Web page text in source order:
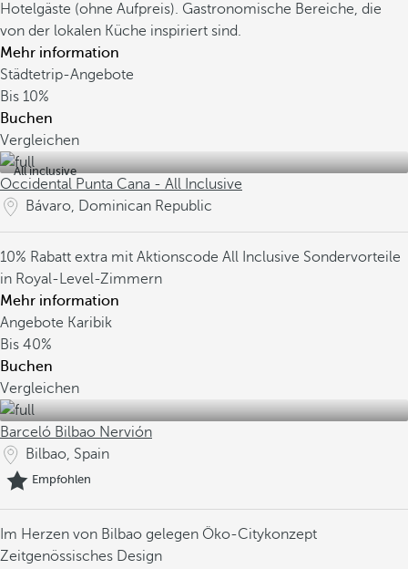
Hotelgäste (ohne Aufpreis). Gastronomische Bereiche, die
von der lokalen Küche inspiriert sind.
Mehr information
Städtetrip-Angebote
Bis 10%
Buchen
Vergleichen
All inclusive
Occidental Punta Cana - All Inclusive
Bávaro, Dominican Republic
10% Rabatt extra mit Aktionscode All Inclusive Sondervorteile
in Royal-Level-Zimmern
Mehr information
Angebote Karibik
Bis 40%
Buchen
Vergleichen
Barceló Bilbao Nervión
Bilbao, Spain
Empfohlen
Im Herzen von Bilbao gelegen Öko-Citykonzept
Zeitgenössisches Design